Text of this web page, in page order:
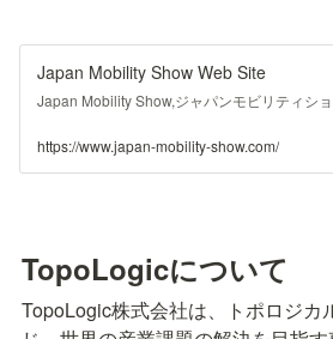
Japan Mobility Show Web Site
Japan Mobility Show,ジャパンモビリティシ
https://www.japan-mobility-show.com/
TopoLogicについて
TopoLogic株式会社は、トポロジカ